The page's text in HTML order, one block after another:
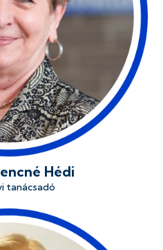
Hédi
tanácsadó